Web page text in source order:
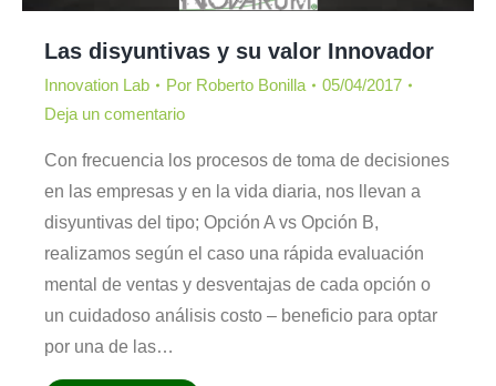
Las disyuntivas y su valor Innovador
Innovation Lab Por Roberto Bonilla
05/04/2017
Deja un comentario
Con frecuencia los procesos de toma de decisiones
en las empresas y en la vida diaria, nos llevan a
disyuntivas del tipo; Opción A vs Opción B,
realizamos según el caso una rápida evaluación
mental de ventas y desventajas de cada opción o
un cuidadoso análisis costo – beneficio para optar
por una de las…